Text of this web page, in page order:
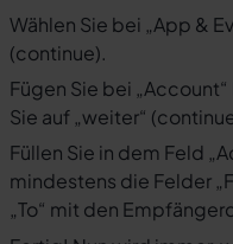
Wählen Sie bei „App &
(continue).
Fügen Sie bei
Sie auf „weiter“
Füllen Sie in dem Feld
mindestens die Felder
„To“ mit den